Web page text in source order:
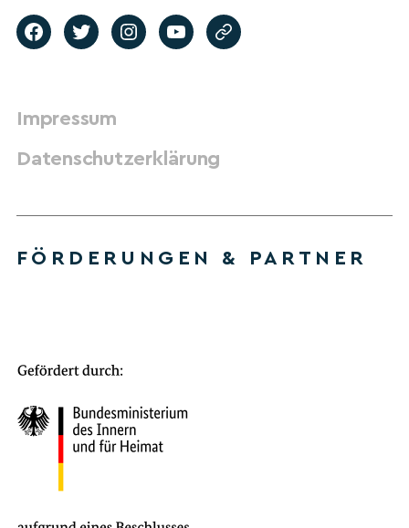
Impressum
Datenschutzerklärung
FÖRDERUNGEN & PARTNER